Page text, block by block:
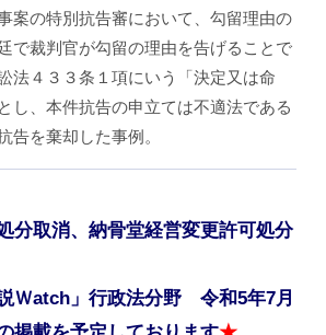
案の特別抗告審において、勾留理由の
で裁判官が勾留の理由を告げることで
法４３３条１項にいう「決定又は命
し、本件抗告の申立ては不適法である
告を棄却した事例。
分取消、納骨堂経営変更許可処分
Ｗatch」行政法分野 令和5年7月